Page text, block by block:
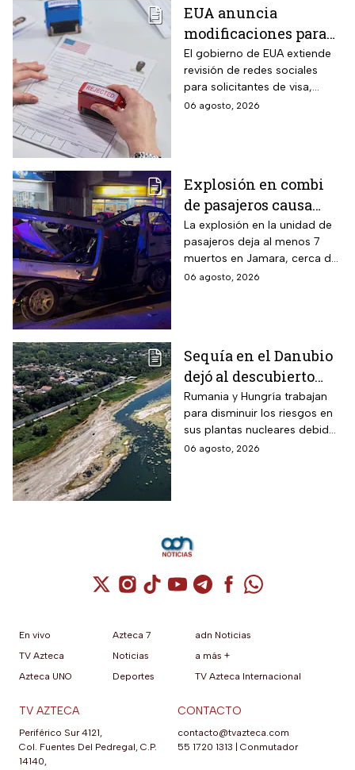
EUA anuncia
modificaciones para
el trámite de la visa:
mexicanos deberán
cumplir nueva
medida
El gobierno de EUA extiende
revisión de redes sociales
para solicitantes de visa,
incluyendo mexicanos y
06 agosto, 2026
Explosión en combi
de pasajeros causa
terror en las calles de
Jaramana en Damasco
La explosión en la unidad de
pasajeros deja al menos 7
muertos en Jamara, cerca de
Damasco; autoridades
06 agosto, 2026
Sequía en el Danubio
dejó al descubierto
buques de la Segunda
Guerra Mundial
Rumania y Hungría trabajan
para disminuir los riesgos en
sus plantas nucleares debido
a los mínimos históricos
06 agosto, 2026
Cuenta de X / Twitter (se abre en una
Cuenta de Instagram (se abre en una
Cuenta de TikTok (se abre en
Cuenta de YouTube (se abre
Cuenta de Telegram (se
Cuenta de
Cuenta de
En vivo
TV Azteca
Azteca UNO
Azteca 7
Noticias
Deportes
adn Noticias
a más +
TV Azteca Internacional
TV AZTECA
Periférico Sur 4121,
Col. Fuentes Del Pedregal, C.P.
14140,
CONTACTO
contacto@tvazteca.com
55 1720 1313
Conmutador